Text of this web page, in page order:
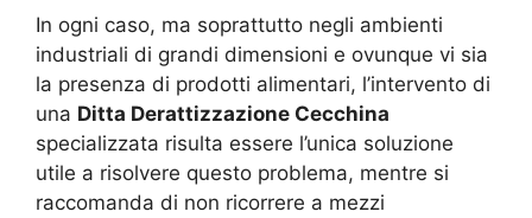
In ogni caso, ma soprattutto negli ambienti
industriali di grandi dimensioni e ovunque vi sia
la presenza di prodotti alimentari, l’intervento di
una Ditta Derattizzazione Cecchina
specializzata risulta essere l’unica soluzione
utile a risolvere questo problema, mentre si
raccomanda di non ricorrere a mezzi